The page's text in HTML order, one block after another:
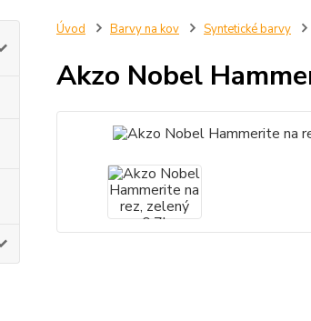
Úvod Barvy na kov Syntetické barvy
Akzo Nobel